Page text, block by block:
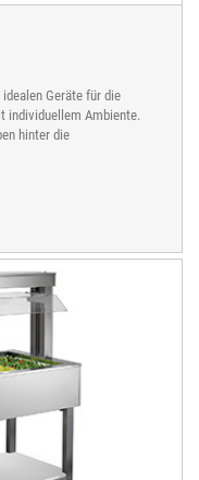
Geräte für die
individuellem Ambiente.
hinter die